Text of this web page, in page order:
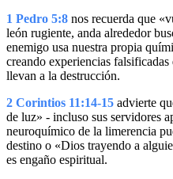
1 Pedro 5:8 nos recuerda que
león rugiente, anda alrededor
enemigo usa nuestra propia
creando experiencias
llevan a la destrucción.
2 Corintios 11:14-15 advierte
de luz» - incluso sus servidores
neuroquímico de la limerencia
destino o «Dios trayendo a
es engaño espiritual.